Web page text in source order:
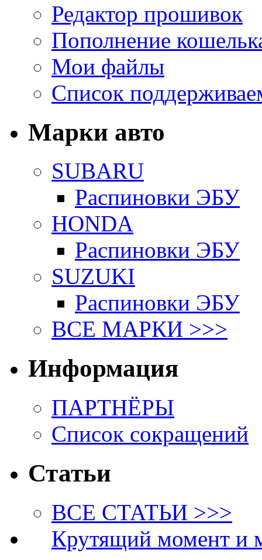
Редактор прошивок
Пополнение
Мои файлы
Список
Марки авто
SUBARU
Распиновки ЭБУ
HONDA
Распиновки ЭБУ
SUZUKI
Распиновки ЭБУ
ВСЕ МАРКИ >>>
Информация
ПАРТНЁРЫ
Список сокращений
Статьи
ВСЕ СТАТЬИ >>>
Крутящий момент и